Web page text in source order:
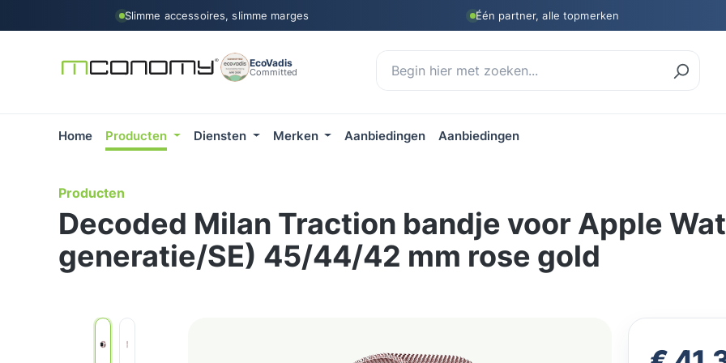
de hoofdinhoud
Ga naar de zoekopdracht
Ga naar de hoofdnavigatieSlimme accessoires, slimme marges Één partner, alle topmerken
EcoVadis
Committed
Home Producten Diensten Merken Aanbiedingen Aanbiedingen
Producten
Decoded Milan Traction bandje voor Apple
generatie/SE) 45/44/42 mm rose gold